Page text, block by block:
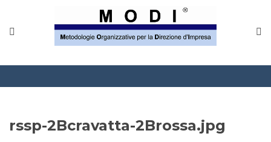
Corsi
rssp-2Bcravatta-2Brossa.jpg